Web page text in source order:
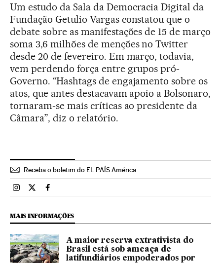
Um estudo da Sala da Democracia Digital da
Fundação Getulio Vargas constatou que o
debate sobre as manifestações de 15 de março
soma 3,6 milhões de menções no Twitter
desde 20 de fevereiro. Em março, todavia,
vem perdendo força entre grupos pró-
Governo. “Hashtags de engajamento sobre os
atos, que antes destacavam apoio a Bolsonaro,
tornaram-se mais críticas ao presidente da
Câmara”, diz o relatório.
Receba o boletim do EL PAÍS América
Brasil El País Brasil en Instagram
Brasil El País Brasil en Twitter
Brasil El País Brasil en Facebook
MAIS INFORMAÇÕES
A maior reserva extrativista do
Brasil está sob ameaça de
latifundiários empoderados por